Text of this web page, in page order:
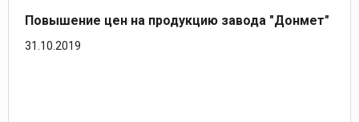
Повышение цен на продукцию завода "Донмет"
31.10.2019